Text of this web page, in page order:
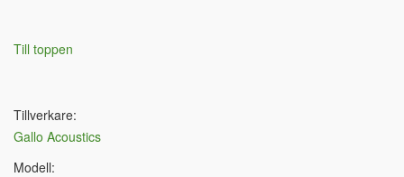
Till toppen
Tillverkare:
Gallo Acoustics
Modell: